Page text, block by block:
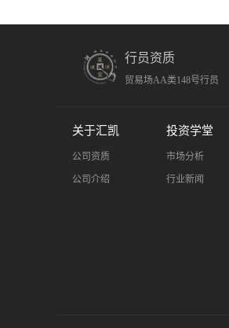
行员资质
贸易场AA类148号行员
关于汇凯
公司资质
公司介绍
投资学堂
市场分析
行业新闻